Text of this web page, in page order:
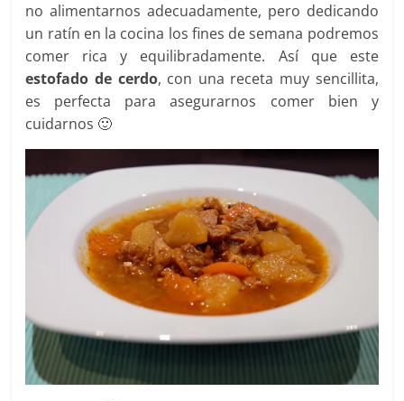
no alimentarnos adecuadamente, pero dedicando
un ratín en la cocina los fines de semana podremos
comer rica y equilibradamente. Así que este
estofado de cerdo, con una receta muy sencillita,
es perfecta para asegurarnos comer bien y
cuidarnos 🙂